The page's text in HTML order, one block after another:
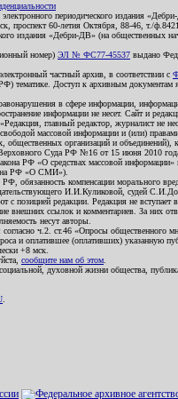
электронного периодического издания
проспект 60-летия Октября, 88-46, т./
издания «Дебри-ДВ» (на
номер) ЭЛ № ФС77-45537 выдано
частный архив, в соответствии с
тематике. Доступ к архивным документам
в сфере информации,
информации не несет. Сайт и
главный редактор, журналист не
массовой информации и (или)
общественных организаций и объединений),
Суда РФ №16 от 15 июня 2010
РФ «О средствах массовой
РФ «О СМИ»).
обязанность компенсации морального
И.И.Куликовой, судей
с позицией редакции. Редакция не вступает
внешних ссылок и комментариев. За них
несут авторы.
ч.2. ст.46 «Опросы общественного
и оплатившее (оплативших) указанную
+8 мск.
сообщите нам об этом
духовной жизни общества,